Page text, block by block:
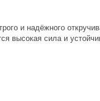
и надёжного
высокая сила и